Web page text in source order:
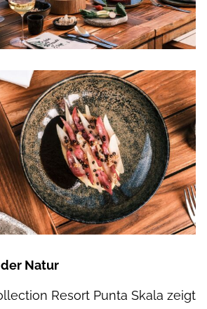
Natur
Resort Punta Skala zeigt